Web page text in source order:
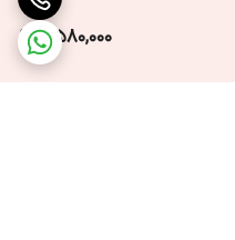
8,580,000